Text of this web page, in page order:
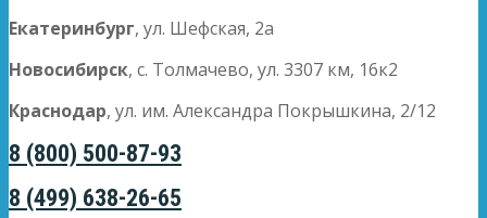
Екатеринбург, ул. Шефская, 2а
Новосибирск, с. Толмачево, ул. 3307 км, 16к2
Краснодар, ул. им. Александра Покрышкина, 2/12
8 (800) 500-87-93
8 (499) 638-26-65